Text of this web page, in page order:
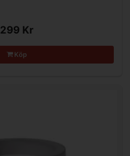
299 Kr
Köp